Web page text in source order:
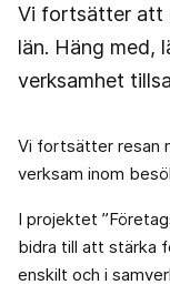
Vi fortsätter att
län. Häng med,
verksamhet
Vi fortsätter resan
verksam inom
I projektet
bidra till att stärka
enskilt och i